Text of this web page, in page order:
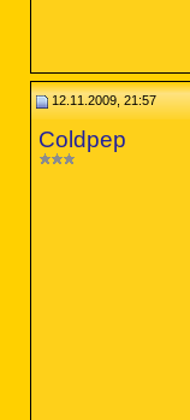
12.11.2009, 21:57
Coldpep